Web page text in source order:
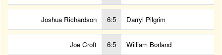
Joshua Richardson 6:5 Darryl Pilgrim
Joe Croft 6:5 William Borland